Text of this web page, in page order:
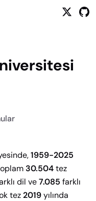
1959-2025
30.504tez
dil ve7.085 farklı
tez2019yılında